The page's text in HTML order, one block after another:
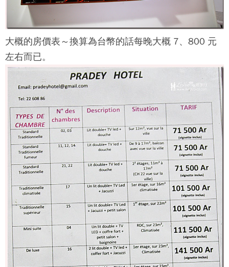
大概的房價表～換算為台幣的話每晚大概 7、800 元
左右而已。